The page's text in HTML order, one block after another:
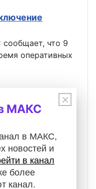
что 9
оперативных
ГУП ДНР
сообщает, что 8
с изменением
×
МАКС
в МАКС,
новостей и
в канал
более
канал.